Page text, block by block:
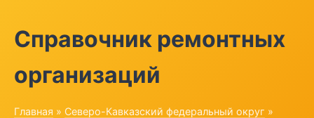
Справочник ремонтных
организаций
Главная » Северо-Кавказский федеральный округ »